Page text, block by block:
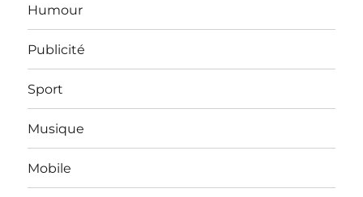
Humour
Publicité
Sport
Musique
Mobile